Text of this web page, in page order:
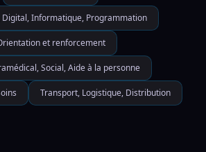
Digital, Informatique, Programmation
et renforcement
Social, Aide à la personne
Transport, Logistique, Distribution